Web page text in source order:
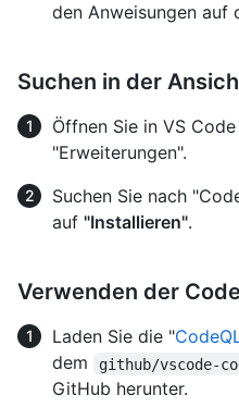
den Anweisungen auf
Suchen in der
Öffnen Sie in VS
"Erweiterungen".
Suchen Sie nach
auf "Installieren".
Verwenden der
Laden Sie die "
dem
github/vscode-
GitHub herunter.